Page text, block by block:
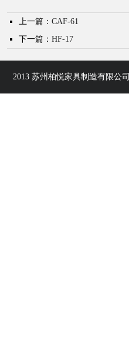
上一篇： CAF-61
下一篇： HF-17
2013 苏州柏悦家具制造有限公司